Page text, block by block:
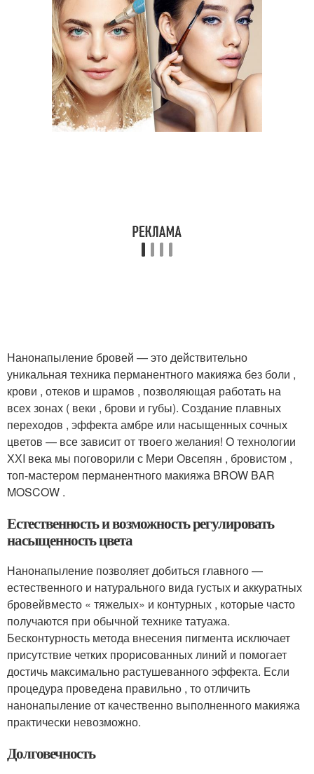
Нанонапыление бровей — это действительно
уникальная техника перманентного макияжа без боли ,
крови , отеков и шрамов , позволяющая работать на
всех зонах ( веки , брови и губы). Создание плавных
переходов , эффекта амбре или насыщенных сочных
цветов — все зависит от твоего желания! О технологии
ХХI века мы поговорили с Мери Овсепян , бровистом ,
топ-мастером перманентного макияжа BROW BAR
MOSCOW .
Естественность и возможность регулировать
насыщенность цвета
Нанонапыление позволяет добиться главного —
естественного и натурального вида густых и аккуратных
бровейвместо « тяжелых» и контурных , которые часто
получаются при обычной технике татуажа.
Бесконтурность метода внесения пигмента исключает
присутствие четких прорисованных линий и помогает
достичь максимально растушеванного эффекта. Если
процедура проведена правильно , то отличить
нанонапыление от качественно выполненного макияжа
практически невозможно.
Долговечность